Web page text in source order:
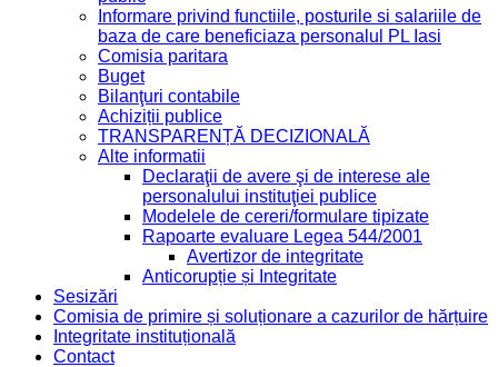
Informare privind functiile, posturile si salariile de
baza de care beneficiaza personalul PL Iasi
Comisia paritara
Buget
Bilanţuri contabile
Achiziții publice
TRANSPARENȚĂ DECIZIONALĂ
Alte informatii
Declaraţii de avere şi de interese ale
personalului instituţiei publice
Modelele de cereri/formulare tipizate
Rapoarte evaluare Legea 544/2001
Avertizor de integritate
Anticorupție și Integritate
Sesizări
Comisia de primire și soluționare a cazurilor de hărțuire
Integritate instituțională
Contact